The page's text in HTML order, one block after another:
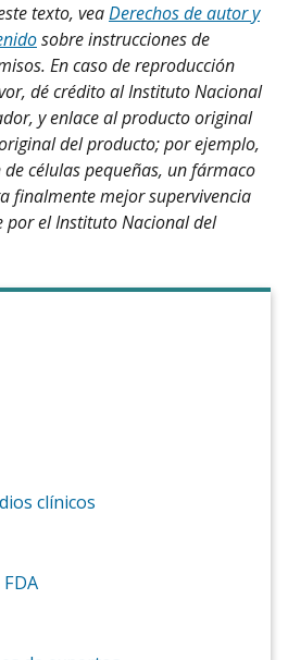
texto, veaDerechos de autor y
sobre instrucciones de
En caso de reproducción
dé crédito al Instituto Nacional
y enlace al producto original
del producto; por ejemplo,
células pequeñas, un fármaco
finalmente mejor supervivencia
el Instituto Nacional del
clínicos